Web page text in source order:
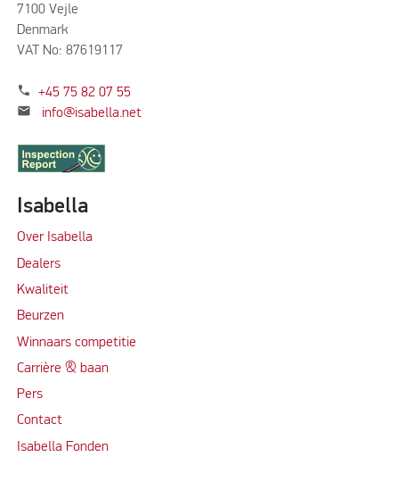
7100 Vejle
Denmark
VAT No: 87619117
phone +45 75 82 07 55
mail info@isabella.net
Isabella
Over Isabella
Dealers
Kwaliteit
Beurzen
Winnaars competitie
Carrière & baan
Pers
Contact
Isabella Fonden